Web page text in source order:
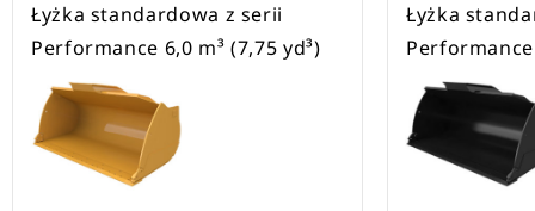
Łyżka standardowa z serii
Performance 6,0 m³ (7,75 yd³)
Łyżka
Performance